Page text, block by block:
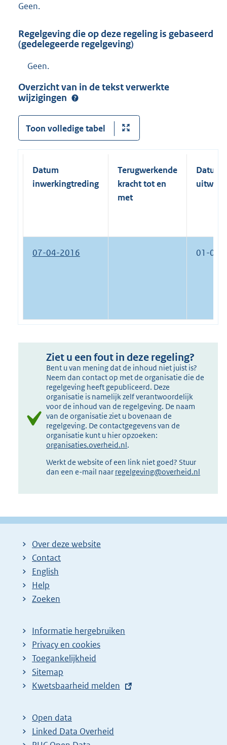
Geen.
Regelgeving die op deze regeling is gebaseerd
(gedelegeerde regelgeving)
Geen.
Overzicht van in de tekst verwerkte
wijzigingen
Toon volledige tabel
Datum
inwerkingtreding
Terugwerkende
kracht tot en
met
Datum
07-04-2016 01-01-
Ziet u een fout in deze regeling?
Bent u van mening dat de inhoud niet juist is?
Neem dan contact op met de organisatie die de
regelgeving heeft gepubliceerd. Deze
organisatie is namelijk zelf verantwoordelijk
voor de inhoud van de regelgeving. De naam
van de organisatie ziet u bovenaan de
regelgeving. De contactgegevens van de
organisatie kunt u hier opzoeken:
organisaties.overheid.nl.
Werkt de website of een link niet goed? Stuur
dan een e-mail naar regelgeving@overheid.nl
Over deze website
Contact
English
Help
Zoeken
Informatie hergebruiken
Privacy en cookies
Toegankelijkheid
Sitemap
E
t
e
r
Kwetsbaarheid melden
Open data
Linked Data Overheid